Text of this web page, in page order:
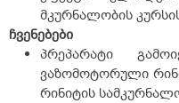
მკურნალობის
ჩვენებები
პრეპარატი
ვაზომოტორული
რინიტის